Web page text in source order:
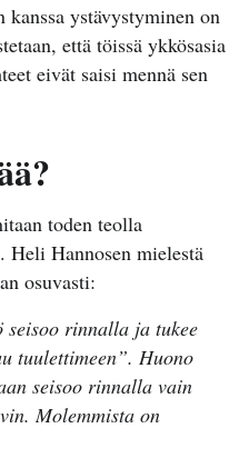
kanssa ystävystyminen on
että töissä ykkösasia
eivät saisi mennä sen
toden teolla
Heli Hannosen mielestä
osuvasti:
seisoo rinnalla ja tukee
tuulettimeen”. Huono
seisoo rinnalla vain
Molemmista on